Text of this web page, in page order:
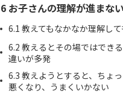
6 お子さんの理解が進まな
6.1 教えてもなかなか理解し
6.2 教えるとその場ではでき
違いが多発
6.3 教えようとすると、ちょ
悪くなり、うまくいかない